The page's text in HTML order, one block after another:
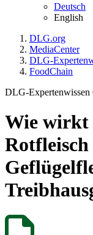
Deutsch
English
DLG.org
MediaCenter
DLG-
FoodChain
DLG-Expertenwissen
Wie wirkt